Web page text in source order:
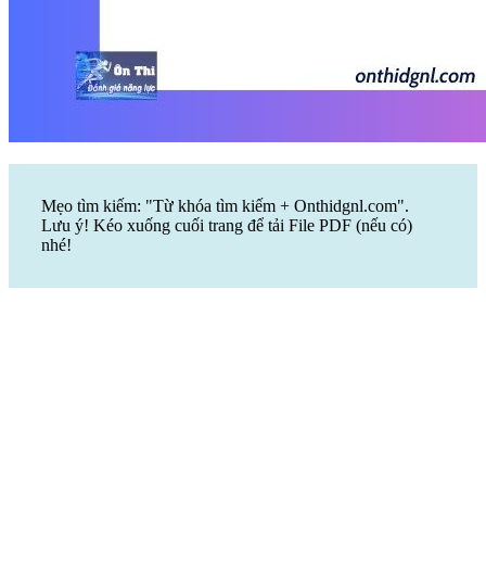
Mẹo tìm kiếm: "Từ khóa tìm kiếm + Onthidgnl.com".
Lưu ý! Kéo xuống cuối trang để tải File PDF (nếu có)
nhé!